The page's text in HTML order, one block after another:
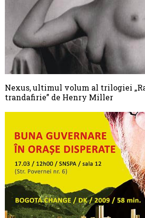
Nexus, ultimul volum al trilogiei
trandafirie” de Henry Miller